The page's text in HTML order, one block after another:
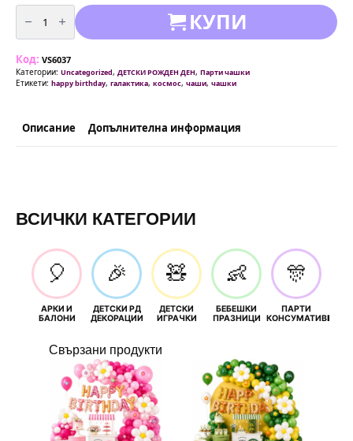
количество
за
Картонени
чаши
-
10
броя
КУПИ
Код: VS6037
Категории: Uncategorized, ДЕТСКИ РОЖДЕН ДЕН, Парти чашки
Етикети: happy birthday, галактика, космос, чаши, чашки
Описание Допълнителна информация
ВСИЧКИ КАТЕГОРИИ
🎈
АРКИ И
БАЛОНИ
🎉
ДЕТСКИ РД
ДЕКОРАЦИИ
🧸
ДЕТСКИ
ИГРАЧКИ
👶
БЕБЕШКИ
ПРАЗНИЦИ
🎊
ПАРТИ
КОНСУМАТИВИ
Свързани продукти